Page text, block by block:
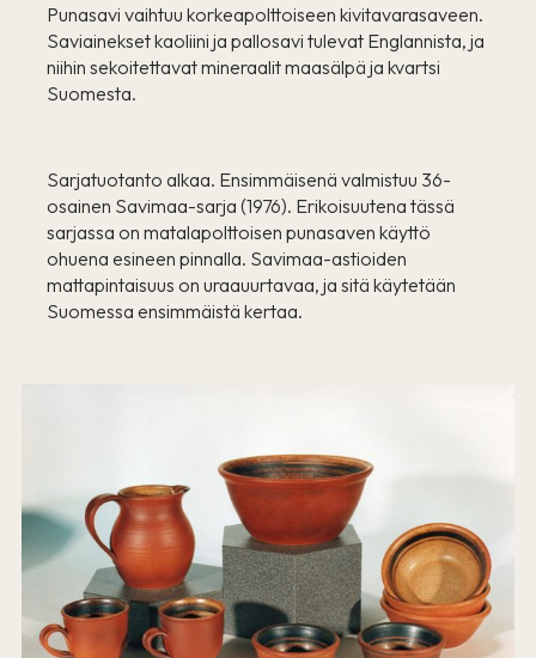
Punasavi vaihtuu korkeapolttoiseen kivitavarasaveen.
Saviainekset kaoliini ja pallosavi tulevat Englannista, ja
niihin sekoitettavat mineraalit maasälpä ja kvartsi
Suomesta.
Sarjatuotanto alkaa. Ensimmäisenä valmistuu 36-
osainen Savimaa-sarja (1976). Erikoisuutena tässä
sarjassa on matalapolttoisen punasaven käyttö
ohuena esineen pinnalla. Savimaa-astioiden
mattapintaisuus on uraauurtavaa, ja sitä käytetään
Suomessa ensimmäistä kertaa.